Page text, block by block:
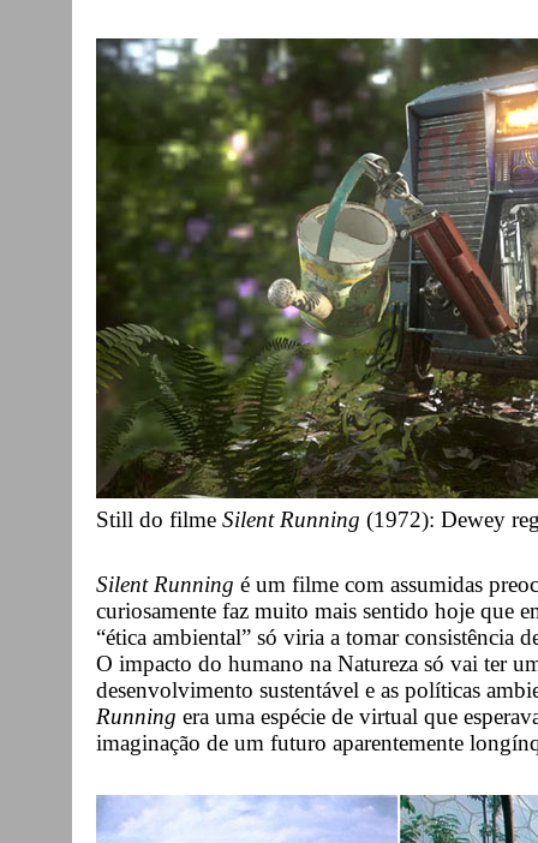
Still do filme Silent Running (1972): Dewey
Silent Running é um filme com assumidas
curiosamente faz muito mais sentido hoje que
“ética ambiental” só viria a tomar consistência
O impacto do humano na Natureza só vai ter
desenvolvimento sustentável e as políticas
Running era uma espécie de virtual que
imaginação de um futuro aparentemente